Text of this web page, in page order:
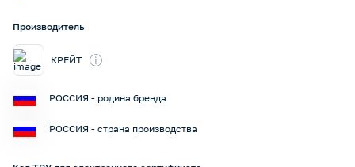
Производитель
КРЕЙТ i
РОССИЯ - родина бренда
РОССИЯ - страна производства